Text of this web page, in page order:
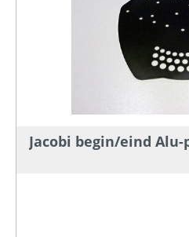
Jacobi begin/eind